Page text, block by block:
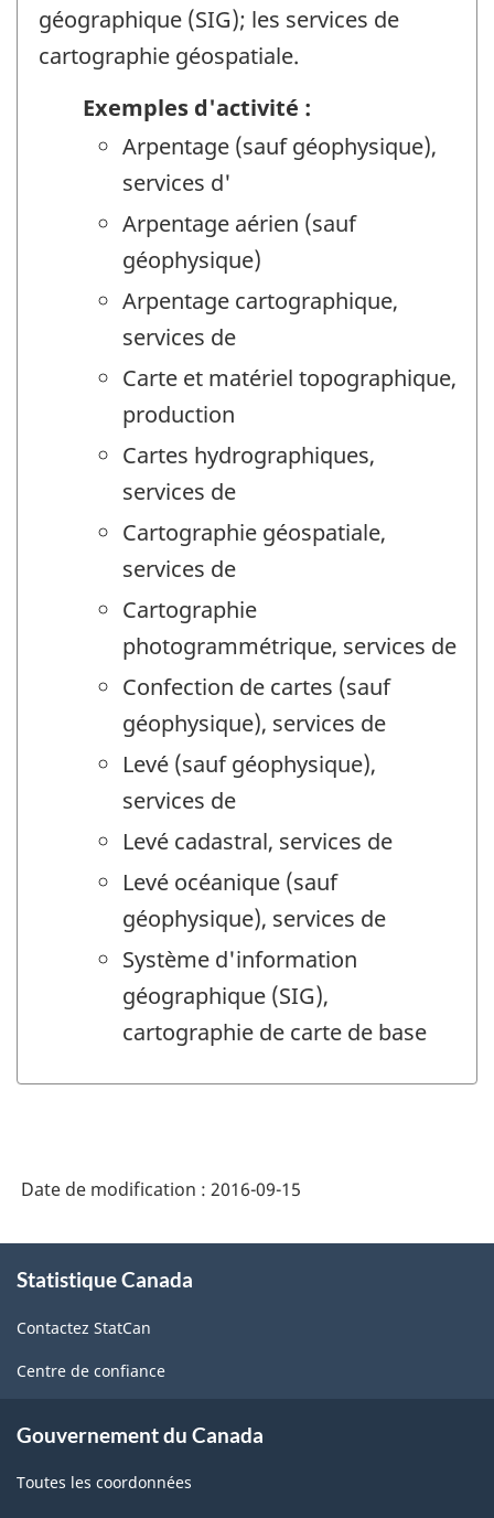
géographique (SIG); les services de
cartographie géospatiale.
Exemples d'activité :
Arpentage (sauf géophysique),
services d'
Arpentage aérien (sauf
géophysique)
Arpentage cartographique,
services de
Carte et matériel topographique,
production
Cartes hydrographiques,
services de
Cartographie géospatiale,
services de
Cartographie
photogrammétrique, services de
Confection de cartes (sauf
géophysique), services de
Levé (sauf géophysique),
services de
Levé cadastral, services de
Levé océanique (sauf
géophysique), services de
Système d'information
géographique (SIG),
cartographie de carte de base
Date de modification : 2016-09-15
propos
ce
site
Statistique Canada
Contactez StatCan
Centre de confiance
Gouvernement du Canada
Toutes les coordonnées